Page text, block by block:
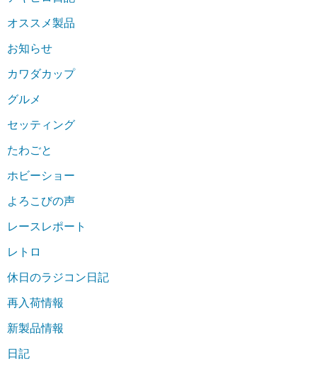
オススメ製品
お知らせ
カワダカップ
グルメ
セッティング
たわごと
ホビーショー
よろこびの声
レースレポート
レトロ
休日のラジコン日記
再入荷情報
新製品情報
日記